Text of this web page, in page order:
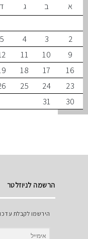
ב ד ה
3
5
6
10
11
12
13
17
18
19
20
24
25
26
27
31
הרשמה לניוזלטר
הירשמו לקבלת עדכונים